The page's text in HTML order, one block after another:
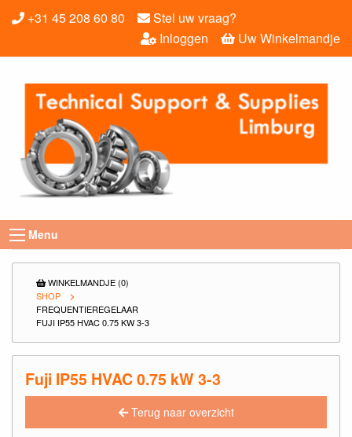
+31 45 208 60 80
Stel uw vraag?
Uw Winkelmandje
Inloggen
Menu
WINKELMANDJE (0)
SHOP
FREQUENTIEREGELAAR
FUJI IP55 HVAC 0.75 KW 3-3
Fuji IP55 HVAC 0.75 kW 3-3
Terug naar overzicht